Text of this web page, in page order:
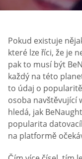
Pokud existuje
které lze říci, že je
pak to musí být
každý na této
to údaj o
osoba navštěvující
hledá, jak
popularita
na platformě